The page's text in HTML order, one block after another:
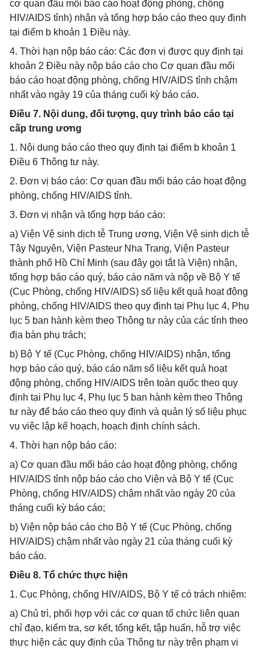
cơ quan đầu mối báo cáo hoạt động phòng, chống
HIV/AIDS tỉnh) nhận và tổng hợp báo cáo theo quy định
tại điểm b khoản 1 Điều này.
4. Thời hạn nộp báo cáo: Các đơn vị được quy định tại
khoản 2 Điều này nộp báo cáo cho Cơ quan đầu mối
báo cáo hoạt động phòng, chống HIV/AIDS tỉnh chậm
nhất vào ngày 19 của tháng cuối kỳ báo cáo.
Điều 7. Nội dung, đối tượng, quy trình báo cáo tại
cấp trung ương
1. Nội dung báo cáo theo quy định tại điểm b khoản 1
Điều 6 Thông tư này.
2. Đơn vị báo cáo: Cơ quan đầu mối báo cáo hoạt động
phòng, chống HIV/AIDS tỉnh.
3. Đơn vị nhận và tổng hợp báo cáo:
a) Viện Vệ sinh dịch tễ Trung ương, Viện Vệ sinh dịch tễ
Tây Nguyên, Viện Pasteur Nha Trang, Viện Pasteur
thành phố Hồ Chí Minh (sau đây gọi tắt là Viện) nhận,
tổng hợp báo cáo quý, báo cáo năm và nộp về Bộ Y tế
(Cục Phòng, chống HIV/AIDS) số liệu kết quả hoạt động
phòng, chống HIV/AIDS theo quy định tại Phụ lục 4, Phụ
lục 5 ban hành kèm theo Thông tư này của các tỉnh theo
địa bàn phụ trách;
b) Bộ Y tế (Cục Phòng, chống HIV/AIDS) nhận, tổng
hợp báo cáo quý, báo cáo năm số liệu kết quả hoạt
động phòng, chống HIV/AIDS trên toàn quốc theo quy
định tại Phụ lục 4, Phụ lục 5 ban hành kèm theo Thông
tư này để báo cáo theo quy định và quản lý số liệu phục
vụ việc lập kế hoạch, hoạch định chính sách.
4. Thời hạn nộp báo cáo:
a) Cơ quan đầu mối báo cáo hoạt động phòng, chống
HIV/AIDS tỉnh nộp báo cáo cho Viện và Bộ Y tế (Cục
Phòng, chống HIV/AIDS) chậm nhất vào ngày 20 của
tháng cuối kỳ báo cáo;
b) Viện nộp báo cáo cho Bộ Y tế (Cục Phòng, chống
HIV/AIDS) chậm nhất vào ngày 21 của tháng cuối kỳ
báo cáo.
Điều 8. Tổ chức thực hiện
1. Cục Phòng, chống HIV/AIDS, Bộ Y tế có trách nhiệm:
a) Chủ trì, phối hợp với các cơ quan tổ chức liên quan
chỉ đạo, kiểm tra, sơ kết, tổng kết, tập huấn, hỗ trợ việc
thực hiện các quy định của Thông tư này trên phạm vi